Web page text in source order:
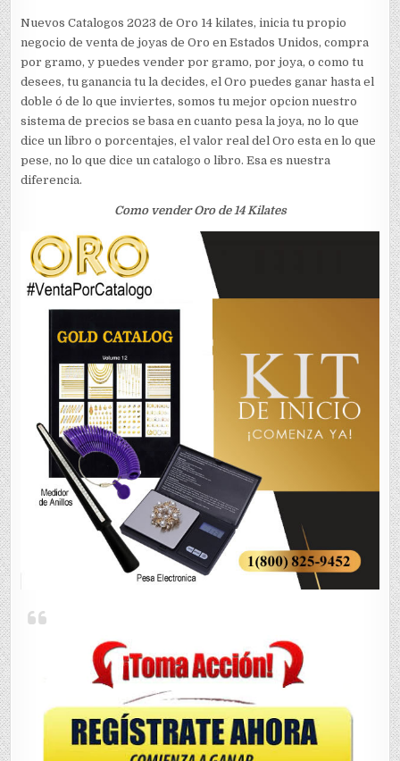
Nuevos Catalogos 2023 de Oro 14 kilates, inicia tu propio
negocio de venta de joyas de Oro en Estados Unidos, compra
por gramo, y puedes vender por gramo, por joya, o como tu
desees, tu ganancia tu la decides, el Oro puedes ganar hasta el
doble ó de lo que inviertes, somos tu mejor opcion nuestro
sistema de precios se basa en cuanto pesa la joya, no lo que
dice un libro o porcentajes, el valor real del Oro esta en lo que
pese, no lo que dice un catalogo o libro. Esa es nuestra
diferencia.
Como vender Oro de 14 Kilates